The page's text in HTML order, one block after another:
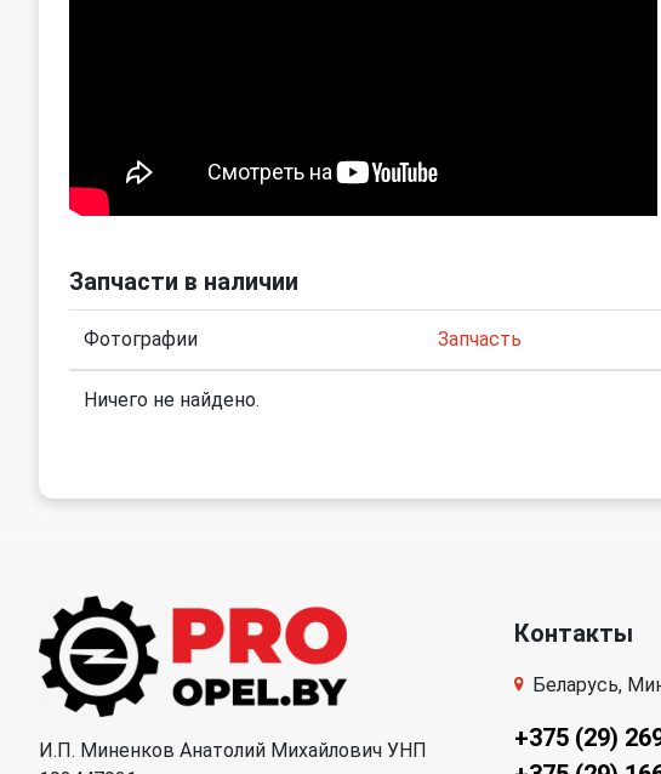
Запчасти в наличии
Фотографии Запчасть
Ничего не найдено.
И.П. Миненков Анатолий Михайлович УНП
Контакты
Беларусь,
+375 (29)